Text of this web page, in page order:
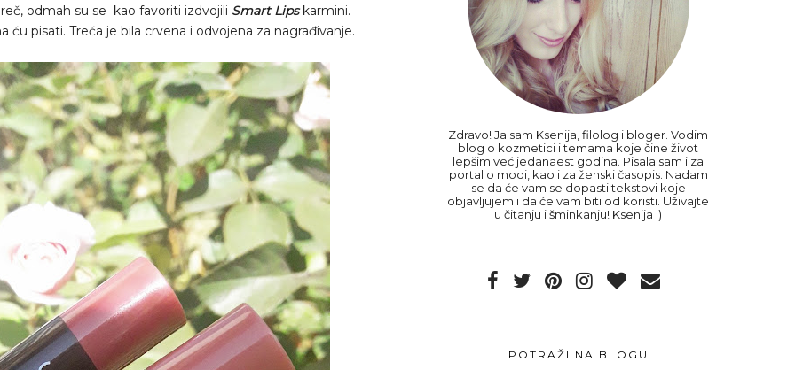
odmah su se kao favoriti izdvojili Smart Lipskarmini.
pisati. Treća je bila crvena i odvojena za nagrađivanje.
Zdravo! Ja sam Ksenija, filolog i bloger. Vodim
blog o kozmetici i temama koje čine život
lepšim već jedanaest godina. Pisala sam i za
portal o modi, kao i za ženski časopis. Nadam
se da će vam se dopasti tekstovi koje
objavljujem i da će vam biti od koristi. Uživajte
u čitanju i šminkanju! Ksenija :)
POTRAŽI NA BLOGU